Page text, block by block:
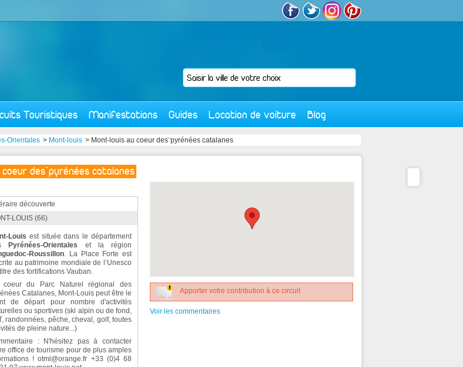
Touristiques Manifestations Guides Location de voiture Blog
Orientales > Mont-louis > Mont-louis au coeur des¨pyrénées catalanes
des¨pyrénées catalanes
découverte
LOUIS (66)
Louis est située dans le département
Pyrénées-Orientales et la région
Roussillon. La Place Forte est
au patrimoine mondiale de l’Unesco
des fortifications Vauban.
coeur du Parc Naturel régional des
Catalanes, Mont-Louis peut être le
de départ pour nombre d'activités
ou sportives (ski alpin ou de fond,
randonnées, pêche, cheval, golf, toutes
de pleine nature...)
: N'hésitez pas à contacter
office de tourisme pour de plus amples
! otml@orange.fr +33 (0)4 68
Apporter votre contribution à ce circuit
Voir les commentaires